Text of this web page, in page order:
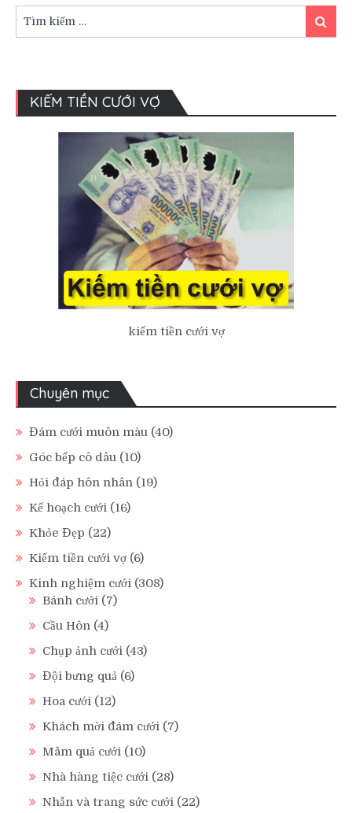
kim
kiếm:
Tìm
kiếm
KIẾM TIỀN CƯỚI VỢ
kiếm tiền cưới vợ
Chuyên mục
Đám cưới muôn màu (40)
Góc bếp cô dâu (10)
Hỏi đáp hôn nhân (19)
Kế hoạch cưới (16)
Khỏe Đẹp (22)
Kiếm tiền cưới vợ (6)
Kinh nghiệm cưới (308)
Bánh cưới (7)
Cầu Hôn (4)
Chụp ảnh cưới (43)
Đội bưng quả (6)
Hoa cưới (12)
Khách mời đám cưới (7)
Mâm quả cưới (10)
Nhà hàng tiệc cưới (28)
Nhẫn và trang sức cưới (22)